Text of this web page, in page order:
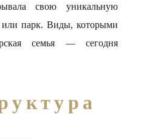
свою уникальную
парк. Виды, которыми
семья — сегодня